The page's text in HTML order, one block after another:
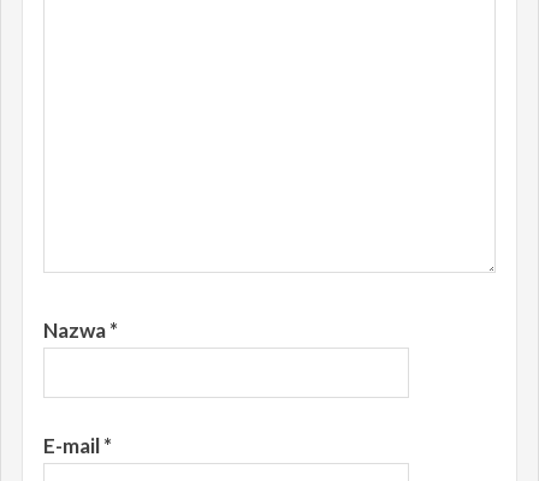
Nazwa*
E-mail*